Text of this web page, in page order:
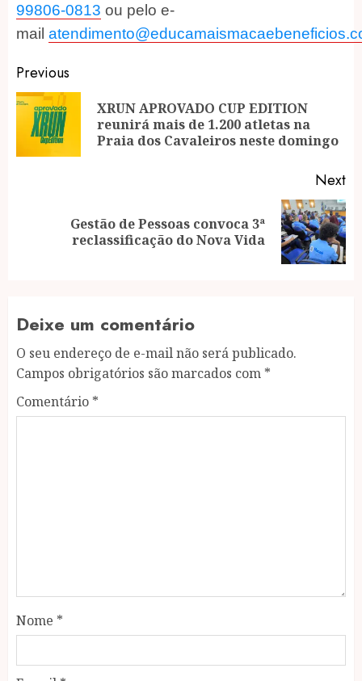
99806-0813 ou pelo e-
mail
Post
navigation
Previous
XRUN APROVADO CUP EDITION
reunirá mais de 1.200 atletas na
Praia dos Cavaleiros neste domingo
Next
Gestão de Pessoas convoca 3ª
reclassificação do Nova Vida
Deixe um comentário
O seu endereço de e-mail não será publicado.
Campos obrigatórios são marcados com *
Comentário *
Nome *